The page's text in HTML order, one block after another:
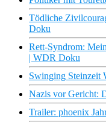
Tödliche
Doku
Rett-Syndrom:
| WDR Doku
Swinging Steinzeit
Nazis vor Gericht:
Trailer: phoenix